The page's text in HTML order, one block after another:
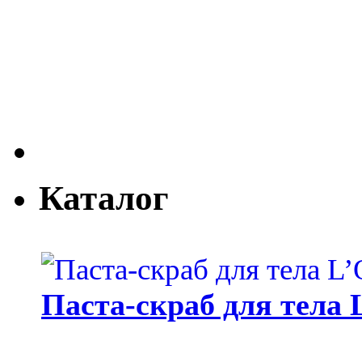
Каталог
Паста-скраб для